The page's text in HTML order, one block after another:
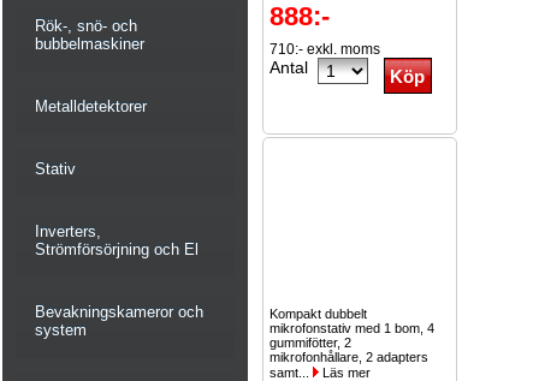
Rök-, snö- och
bubbelmaskiner
Metalldetektorer
Stativ
Inverters,
Strömförsörjning och El
Bevakningskameror och
system
888:-
710:- exkl. moms
Antal
Kompakt dubbelt
mikrofonstativ med 1 bom, 4
gummifötter, 2
mikrofonhållare, 2 adapters
samt...
Läs mer